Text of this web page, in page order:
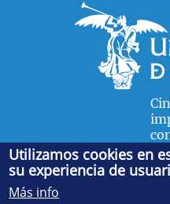
FACULTAD DE FÍSICA
Avda. de la Reina
Utilizamos cookies en
su experiencia de
Más info